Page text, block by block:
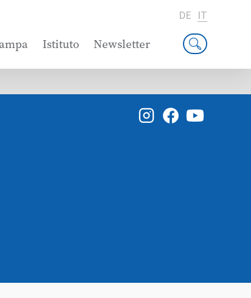
Istituto Newsletter
DE IT